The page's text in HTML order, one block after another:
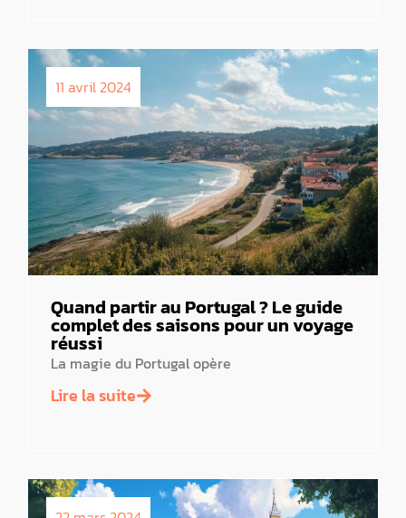
11 avril 2024
Quand partir au Portugal ? Le guide
complet des saisons pour un voyage
réussi
La magie du Portugal opère
Lire la suite